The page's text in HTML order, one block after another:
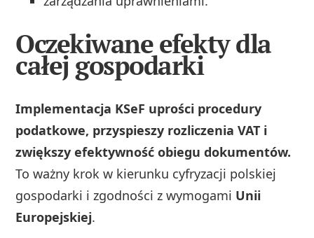
Oczekiwane efekty dla
całej gospodarki
Implementacja KSeF uprości procedury
podatkowe, przyspieszy rozliczenia VAT i
zwiększy efektywność obiegu dokumentów.
To ważny krok w kierunku cyfryzacji polskiej
gospodarki i zgodności z wymogami Unii
Europejskiej.